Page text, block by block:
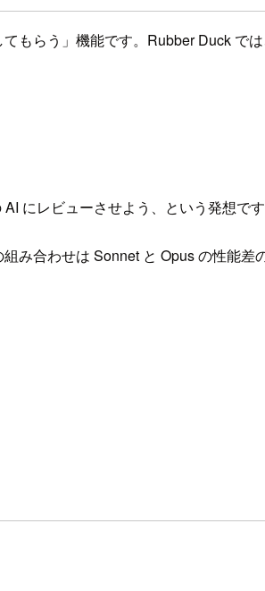
もらう」機能です。Rubber Duck で
にレビューさせよう、という発想です
み合わせは Sonnet と Opus の性能差